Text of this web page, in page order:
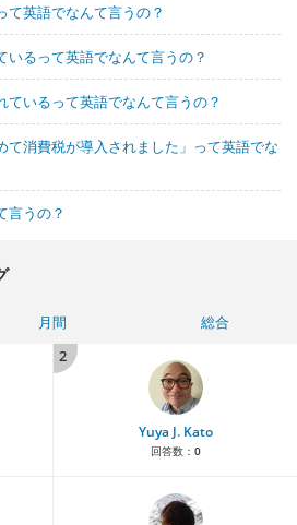
英語でなんて言うの？
るって英語でなんて言うの？
いるって英語でなんて言うの？
て消費税が導入されました」って英語でな
言うの？
月間
総合
2
Yuya J. Kato
回答数： 0